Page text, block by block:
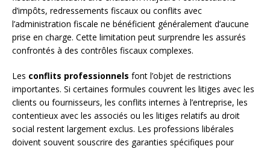
d’impôts, redressements fiscaux ou conflits avec
l’administration fiscale ne bénéficient généralement d’aucune
prise en charge. Cette limitation peut surprendre les assurés
confrontés à des contrôles fiscaux complexes.
Les conflits professionnels font l’objet de restrictions
importantes. Si certaines formules couvrent les litiges avec les
clients ou fournisseurs, les conflits internes à l’entreprise, les
contentieux avec les associés ou les litiges relatifs au droit
social restent largement exclus. Les professions libérales
doivent souvent souscrire des garanties spécifiques pour